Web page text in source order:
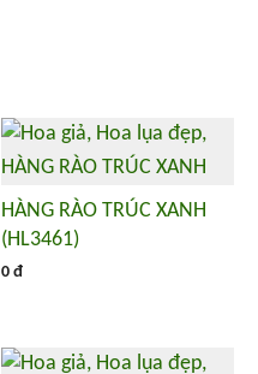
HÀNG RÀO TRÚC XANH
(HL3461)
0 đ